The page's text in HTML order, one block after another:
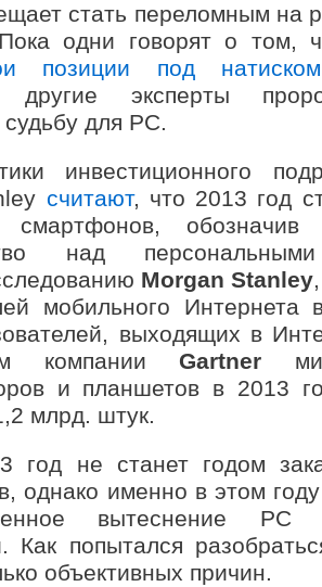
стать переломным на
одни говорят о том,
позиции под
другие эксперты
для PC.
инвестиционного
считают, что 2013 год
обозначив
над
Morgan Stanley
мобильного Интернета
выходящих в
компании Gartner
и планшетов в 2013
млрд. штук.
год не станет годом
однако именно в этом
вытеснение PC
Как попытался
объективных причин.